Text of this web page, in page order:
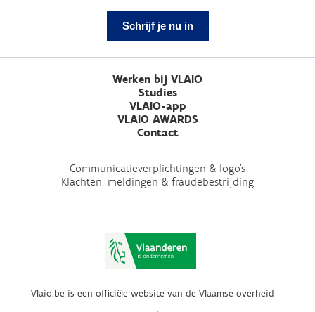
Schrijf je nu in
Werken bij VLAIO
Studies
VLAIO-app
VLAIO AWARDS
Contact
Communicatieverplichtingen & logo's
Klachten, meldingen & fraudebestrijding
Vlaio.be is een officiële website van de Vlaamse overheid